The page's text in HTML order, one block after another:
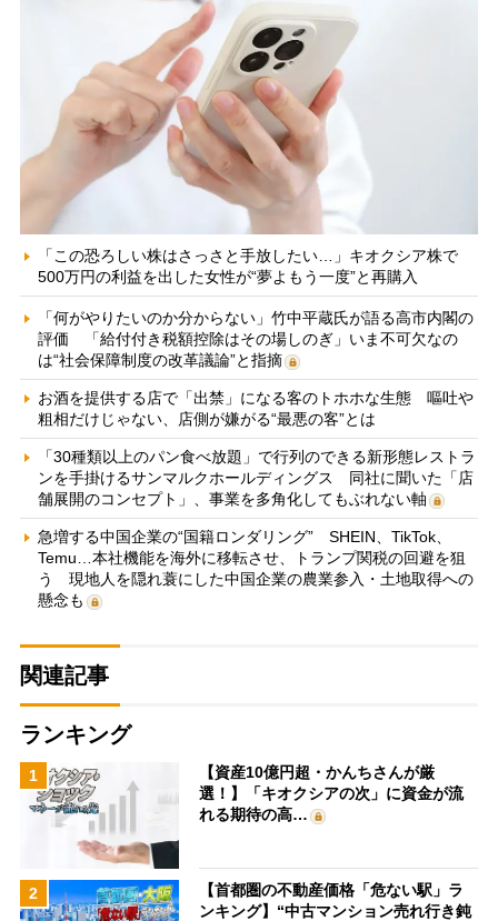
「この恐ろしい株はさっさと手放したい…」キオクシア株で
500万円の利益を出した女性が“夢よもう一度”と再購入
「何がやりたいのか分からない」竹中平蔵氏が語る高市内閣の
評価 「給付付き税額控除はその場しのぎ」いま不可欠なの
は“社会保障制度の改革議論”と指摘
お酒を提供する店で「出禁」になる客のトホホな生態 嘔吐や
粗相だけじゃない、店側が嫌がる“最悪の客”とは
「30種類以上のパン食べ放題」で行列のできる新形態レストラ
ンを手掛けるサンマルクホールディングス 同社に聞いた「店
舗展開のコンセプト」、事業を多角化してもぶれない軸
急増する中国企業の“国籍ロンダリング” SHEIN、TikTok、
Temu…本社機能を海外に移転させ、トランプ関税の回避を狙
う 現地人を隠れ蓑にした中国企業の農業参入・土地取得への
懸念も
関連記事
ランキング
1
【資産10億円超・かんちさんが厳
選！】「キオクシアの次」に資金が流
れる期待の高…
2
【首都圏の不動産価格「危ない駅」ラ
ンキング】“中古マンション売れ行き鈍